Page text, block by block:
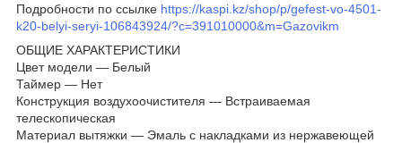
Подробности по ссылке https://kaspi.kz/shop/p/gefest-vo-4501-
k20-belyi-seryi-106843924/?c=391010000&m=Gazovikm
ОБЩИЕ ХАРАКТЕРИСТИКИ
Цвет модели — Белый
Таймер — Нет
Конструкция воздухоочистителя — Встраиваемая
телескопическая
Материал вытяжки — Эмаль с накладками из нержавеющей